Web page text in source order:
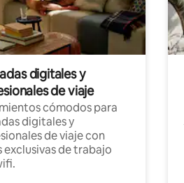
digitales y
de viaje
cómodos para
digitales y
de viaje con
exclusivas de trabajo